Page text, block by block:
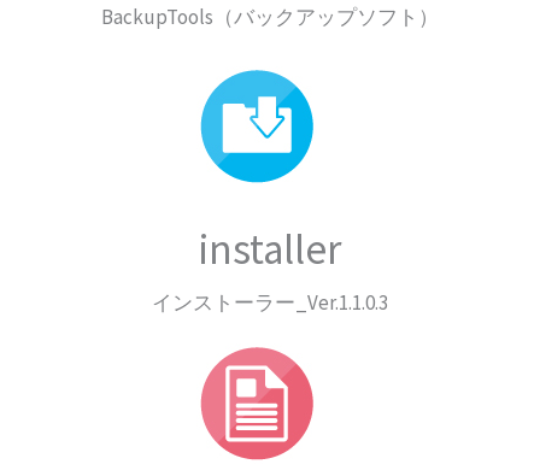
BackupTools（バックアップソフト）
installer
インストーラー_Ver.1.1.0.3